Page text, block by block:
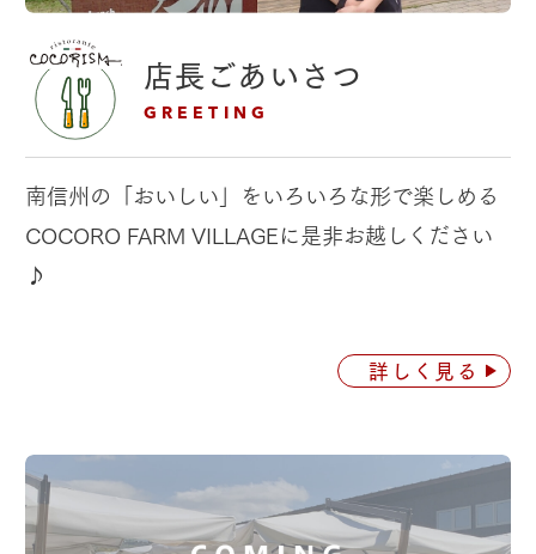
店長ごあいさつ
GREETING
南信州の「おいしい」をいろいろな形で楽しめる
COCORO FARM VILLAGEに是非お越しください
♪
詳しく見る